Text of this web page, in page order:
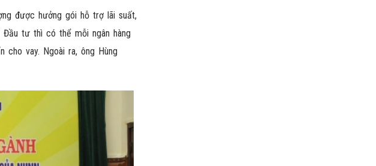
được hưởng gói hỗ trợ lãi suất,
tư thì có thể mỗi ngân hàng
cho vay. Ngoài ra, ông Hùng